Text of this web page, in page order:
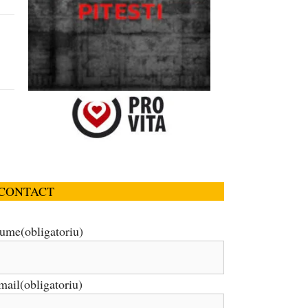
(obligatoriu)
(obligatoriu)